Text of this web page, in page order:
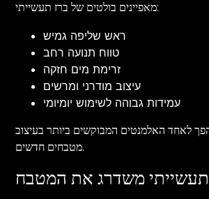
מאפיינים בולטים של ברז תעשייתי:
ראש שליפה גמיש
טווח תנועה רחב
זרימת מים חזקה
עיצוב מודרני ומרשים
עמידות גבוהה לשימוש יומיומי
לאחד האלמנטים המבוקשים ביותר בעיצוב
מטבחים חדשים.